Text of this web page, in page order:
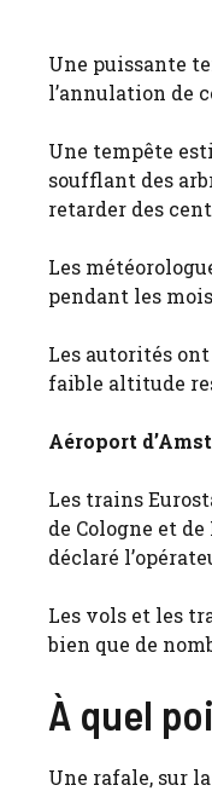
Une puissante
l’annulation de
Une tempête
soufflant des
retarder des
Les
pendant les mois
Les autorités
faible altitude
Aéroport
Les trains
de Cologne et
déclaré
Les vols et les
bien que de
À quel
Une rafale, sur